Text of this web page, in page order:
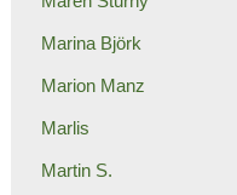
Marina Björk
Marion Manz
Marlis
Martin S.